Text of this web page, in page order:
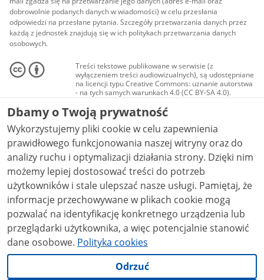
dobrowolnie podanych danych w wiadomości) w celu przesłania
odpowiedzi na przesłane pytania. Szczegóły przetwarzania danych przez
każdą z jednostek znajdują się w ich politykach przetwarzania danych
osobowych.
Treści tekstowe publikowane w serwisie (z
wyłączeniem treści audiowizualnych), są udostępniane
na licencji typu Creative Commons: uznanie autorstwa
- na tych samych warunkach 4.0 (CC BY-SA 4.0).
Materiały audiowizualne, w tym zdjęcia, materiały
audio i wideo, są udostępniane na licencji typu
Creative Commons: uznanie autorstwa użycie
niekomercyjne - bez utworów zależnych 4.0 (CC BY-
NC-ND 4.0), o ile nie jest to stwierdzone inaczej.
Dbamy o Twoją prywatność
Wykorzystujemy pliki cookie w celu zapewnienia
prawidłowego funkcjonowania naszej witryny oraz do
analizy ruchu i optymalizacji działania strony. Dzięki nim
możemy lepiej dostosować treści do potrzeb
użytkowników i stale ulepszać nasze usługi. Pamiętaj, że
informacje przechowywane w plikach cookie mogą
pozwalać na identyfikację konkretnego urządzenia lub
przeglądarki użytkownika, a więc potencjalnie stanowić
dane osobowe. Polityka cookies
Odrzuć